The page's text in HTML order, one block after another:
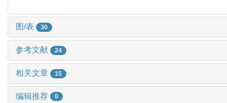
图/表 30
参考文献 24
相关文章 15
编辑推荐 0